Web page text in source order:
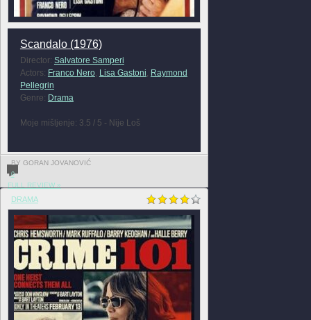
Scandalo (1976)
Director: Salvatore Samperi
Actors: Franco Nero, Lisa Gastoni, Raymond
Pellegrin
Genre: Drama
Moje mišljenje: 3.5 / 5 - Nije Loš
BY GORAN JOVANOVIĆ
0
FULL REVIEW »
DRAMA